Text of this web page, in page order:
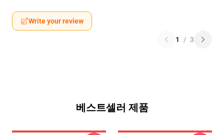
Write your review
1 / 3
베스트셀러 제품